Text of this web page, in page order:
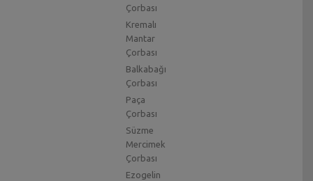
Çorbası
Kremalı
Mantar
Çorbası
Balkabağı
Çorbası
Paça
Çorbası
Süzme
Mercimek
Çorbası
Ezogelin